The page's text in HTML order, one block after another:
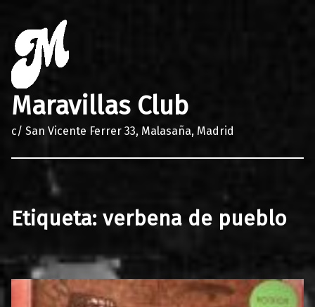
Maravillas Club
c/ San Vicente Ferrer 33, Malasaña, Madrid
Etiqueta: verbena de pueblo